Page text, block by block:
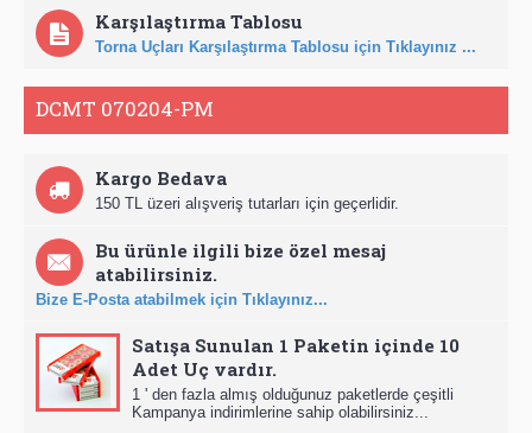
Karşılaştırma Tablosu
Torna Uçları Karşılaştırma Tablosu için Tıklayınız ...
DCMT 070204-PM
Kargo Bedava
150 TL üzeri alışveriş tutarları için geçerlidir.
Bu ürünle ilgili bize özel mesaj
atabilirsiniz.
Bize E-Posta atabilmek için Tıklayınız...
Satışa Sunulan 1 Paketin içinde 10
Adet Uç vardır.
1 ' den fazla almış olduğunuz paketlerde çeşitli
Kampanya indirimlerine sahip olabilirsiniz...